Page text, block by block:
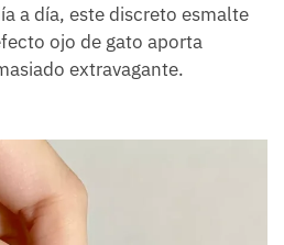
a día, este discreto esmalte
ojo de gato aporta
extravagante.